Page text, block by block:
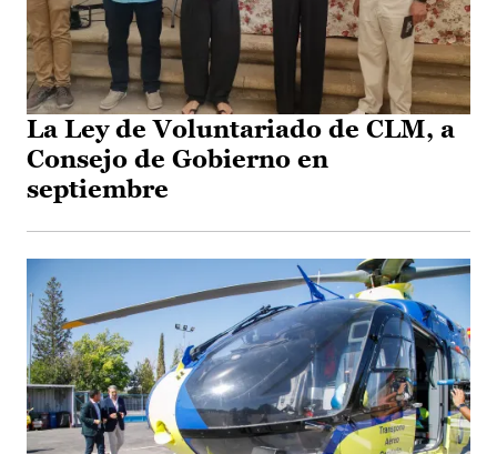
La Ley de Voluntariado de CLM, a
Consejo de Gobierno en
septiembre